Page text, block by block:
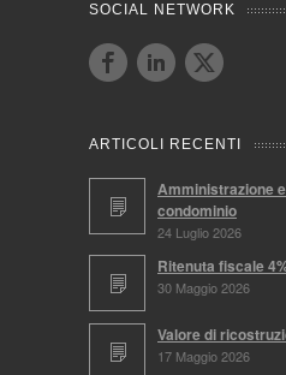
SOCIAL NETWORK
ARTICOLI RECENTI
Amministrazione
condominio
24 Luglio 2026
Ritenuta fiscale
30 Maggio 2026
Valore di
17 Maggio 2026